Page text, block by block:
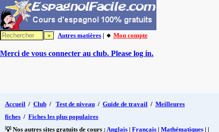
Autres matières | 🔸 Mon compte
Merci de vous connecter au club. Please log in.
Accueil / Club / Test de niveau / Guide de travail / Meilleures
fiches / Fiches les plus populaires
💡 Nos autres sites gratuits de cours : Anglais | Français | Mathématiques | |